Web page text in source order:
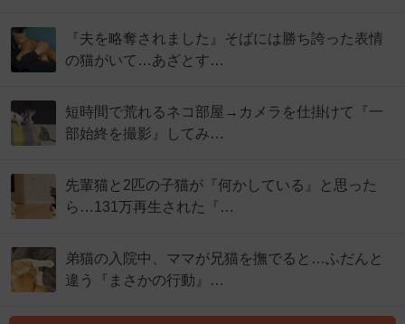
『夫を略奪されました』そばには勝ち誇った表情
の猫がいて…あざとす…
短時間で荒れるネコ部屋→カメラを仕掛けて『一
部始終を撮影』してみ…
先輩猫と2匹の子猫が『何かしている』と思った
ら…131万再生された『…
弟猫の入院中、ママが兄猫を撫でると…ふだんと
違う『まさかの行動』…